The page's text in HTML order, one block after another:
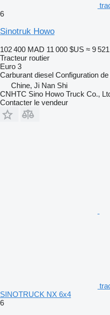
6
Sinotruk Howo
102 400 MAD 11 000 $US ≈ 9
Tracteur routier
Euro 3
Carburant diesel Configuration
Chine, Ji Nan Shi
CNHTC Sino Howo Truck Co.,
Contacter le vendeur
SINOTRUCK NX 6x4
6